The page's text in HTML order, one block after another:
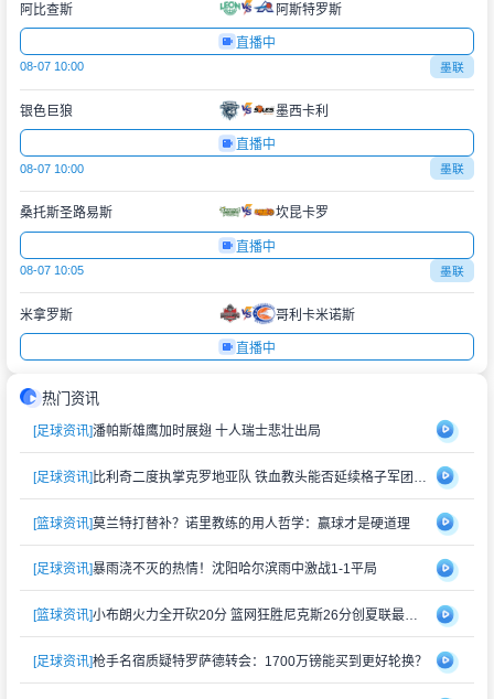
阿比查斯 阿斯特罗斯
直播中
08-07 10:00 墨联
银色巨狼 墨西卡利
直播中
08-07 10:00 墨联
桑托斯圣路易斯 坎昆卡罗
直播中
08-07 10:05 墨联
米拿罗斯 哥利卡米诺斯
直播中
热门资讯
[足球资讯]潘帕斯雄鹰加时展翅 十人瑞士悲壮出局
[足球资讯]
[篮球资讯]莫兰特打替补？诺里教练的用人哲学：赢球才是硬道理
[足球资讯]暴雨浇不灭的热情！沈阳哈尔滨雨中激战1-1平局
[篮球资讯] 小布朗火力全开砍20分 篮网狂胜尼克斯26分创夏联最大分差
[足球资讯]枪手名宿质疑特罗萨德转会：1700万镑能买到更好轮换？